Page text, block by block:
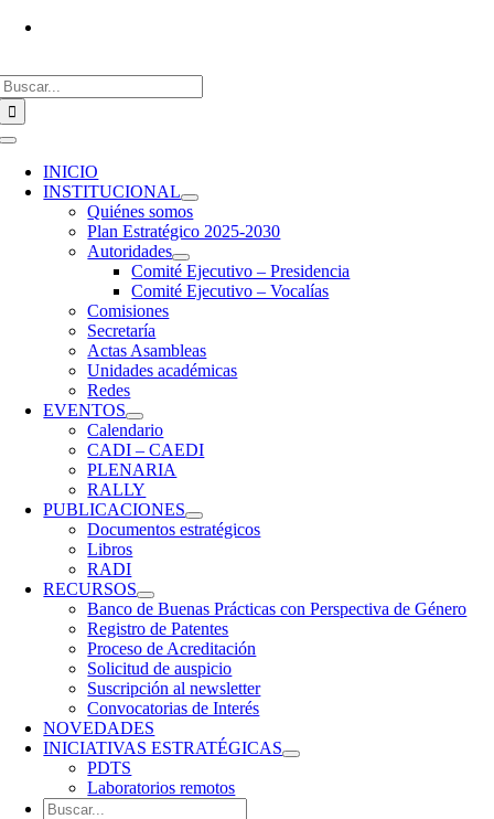
Saltar
Toggle
Navigation
INICIO
INSTITUCIONAL
Quiénes somos
Plan Estratégico 2025-2030
Autoridades
Comité Ejecutivo – Presidencia
Comité Ejecutivo – Vocalías
Comisiones
Secretaría
Actas Asambleas
Unidades académicas
Redes
EVENTOS
Calendario
CADI – CAEDI
PLENARIA
RALLY
PUBLICACIONES
Documentos estratégicos
Libros
RADI
RECURSOS
Banco de Buenas Prácticas con Perspectiva de Género
Registro de Patentes
Proceso de Acreditación
Solicitud de auspicio
Suscripción al newsletter
Convocatorias de Interés
NOVEDADES
INICIATIVAS ESTRATÉGICAS
PDTS
Laboratorios remotos
Buscar: